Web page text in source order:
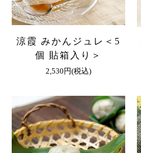
涼霞 みかんジュレ＜5
個 貼箱入り＞
2,530円(税込)